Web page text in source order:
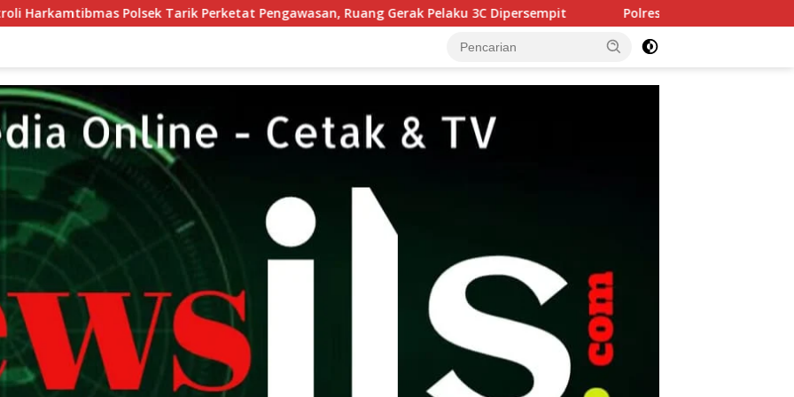
Perketat Pengawasan, Ruang Gerak Pelaku 3C Dipersempit Polres Pasuruan Tegaskan Penanganan Kasus Laka